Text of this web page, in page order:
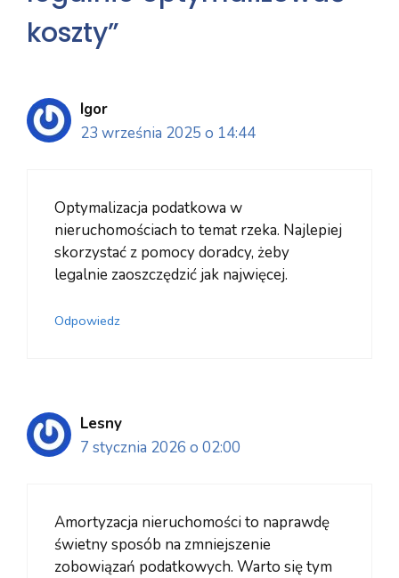
koszty”
Igor
23 września 2025 o 14:44
Optymalizacja podatkowa w
nieruchomościach to temat rzeka. Najlepiej
skorzystać z pomocy doradcy, żeby
legalnie zaoszczędzić jak najwięcej.
Odpowiedz
Lesny
7 stycznia 2026 o 02:00
Amortyzacja nieruchomości to naprawdę
świetny sposób na zmniejszenie
zobowiązań podatkowych. Warto się tym